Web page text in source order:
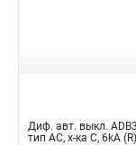
Диф. авт. выкл.
тип AС, х-ка С, 6kA